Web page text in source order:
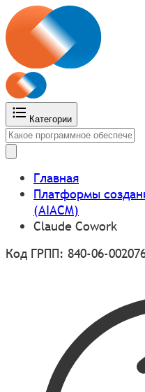
Категории
Главная
Платформы
(AIACM)
Claude Cowork
Код ГРПП: 840-06-